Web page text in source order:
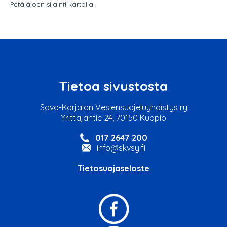
Petäjäjoen sijainti kartalla.
Tietoa sivustosta
Savo-Karjalan Vesiensuojeluyhdistys ry
Yrittäjäntie 24, 70150 Kuopio
017 2647 200
info@skvsy.fi
Tietosuojaseloste